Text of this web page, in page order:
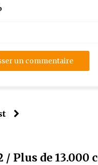
/ Plus de 13.000